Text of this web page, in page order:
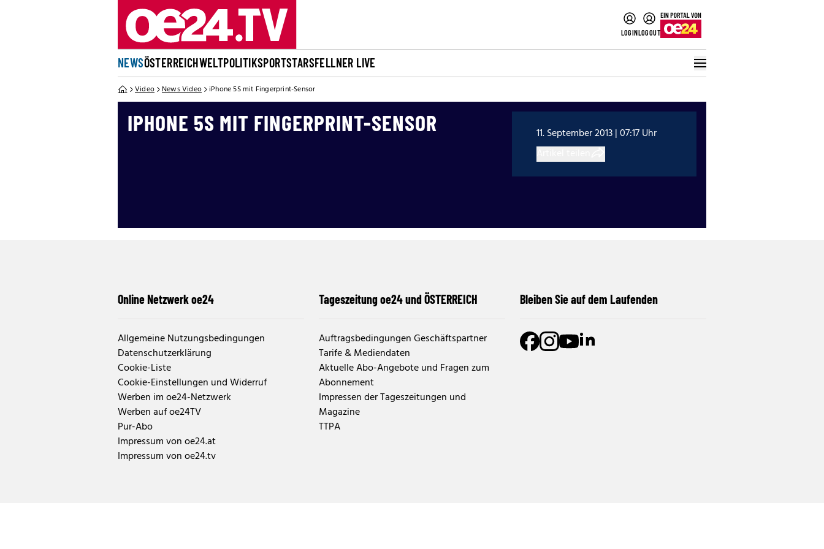
LOGINLOGOUT
NEWSÖSTERREICHWELTPOLITIKSPORTSTARSFELLNER LIVE
Video News Video iPhone 5S mit Fingerprint-Sensor
IPHONE 5S MIT FINGERPRINT-SENSOR
11. September 2013 | 07:17 Uhr
Online Netzwerk oe24
Allgemeine Nutzungsbedingungen
Datenschutzerklärung
Cookie-Liste
Cookie-Einstellungen und Widerruf
Werben im oe24-Netzwerk
Werben auf oe24TV
Pur-Abo
Impressum von oe24.at
Impressum von oe24.tv
Tageszeitung oe24 und ÖSTERREICH
Auftragsbedingungen Geschäftspartner
Tarife & Mediendaten
Aktuelle Abo-Angebote und Fragen zum
Abonnement
Impressen der Tageszeitungen und
Magazine
TTPA
Bleiben Sie auf dem Laufenden